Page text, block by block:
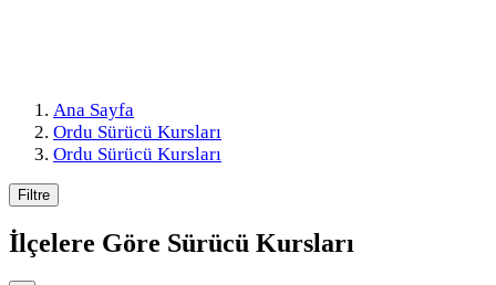
Ana Sayfa
Ordu Sürücü Kursları
Ordu Sürücü Kursları
Filtre
İlçelere Göre Sürücü Kursları